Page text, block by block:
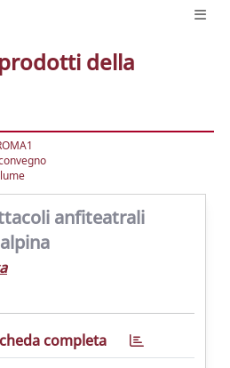
della
anfiteatrali
completa